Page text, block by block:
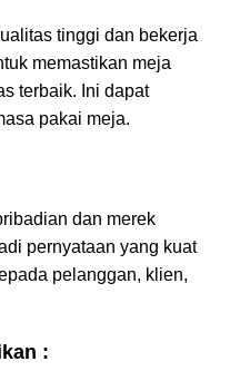
tinggi dan bekerja
memastikan meja
terbaik. Ini dapat
pakai meja.
dan merek
pernyataan yang kuat
pelanggan, klien,
: